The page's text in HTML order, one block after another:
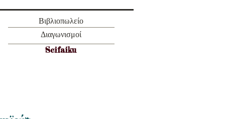
Βιβλιοπωλείο
Διαγωνισμοί
Scifaiku